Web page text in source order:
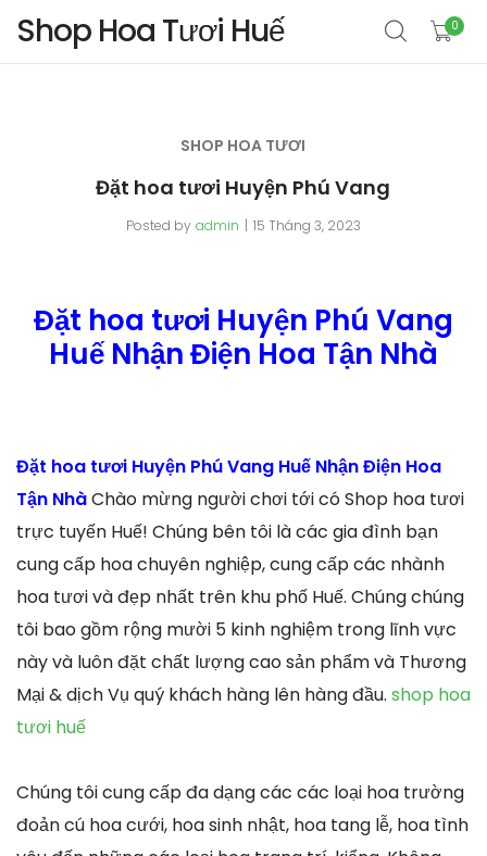
Shop Hoa Tươi Huế 0
SHOP HOA TƯƠI
Đặt hoa tươi Huyện Phú Vang
Posted by admin 15 Tháng 3, 2023
Đặt hoa tươi Huyện Phú Vang
Huế Nhận Điện Hoa Tận Nhà
Đặt hoa tươi Huyện Phú Vang Huế Nhận Điện Hoa
Tận NhàChào mừng người chơi tới có Shop hoa tươi
trực tuyến Huế! Chúng bên tôi là các gia đình bạn
cung cấp hoa chuyên nghiệp, cung cấp các nhành
hoa tươi và đẹp nhất trên khu phố Huế. Chúng chúng
tôi bao gồm rộng mười 5 kinh nghiệm trong lĩnh vực
này và luôn đặt chất lượng cao sản phẩm và Thương
Mại & dịch Vụ quý khách hàng lên hàng đầu. shop hoa
tươi huế
Chúng tôi cung cấp đa dạng các các loại hoa trường
đoản cú hoa cưới, hoa sinh nhật, hoa tang lễ, hoa tình